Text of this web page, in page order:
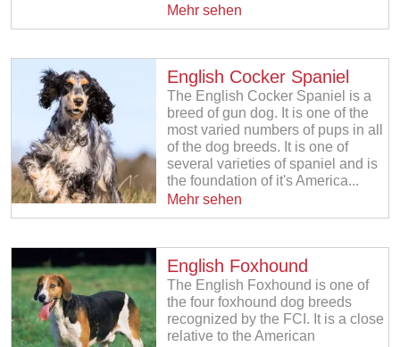
Mehr sehen
English Cocker Spaniel
The English Cocker Spaniel is a
breed of gun dog. It is one of the
most varied numbers of pups in all
of the dog breeds. It is one of
several varieties of spaniel and is
the foundation of it's America...
Mehr sehen
English Foxhound
The English Foxhound is one of
the four foxhound dog breeds
recognized by the FCI. It is a close
relative to the American